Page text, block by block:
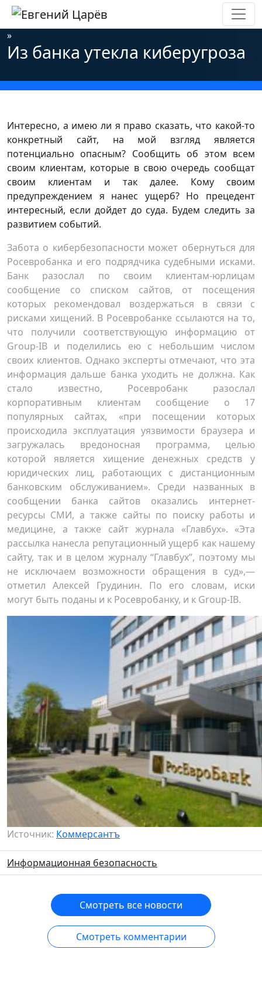
Главная»Новости»Информационная безопасность
»
Из банка утекла киберугроза
Интересно, а имею ли я право сказать, что какой-то
конкретный сайт, на мой взгляд является
потенциально опасным? Сообщить об этом всем
своим клиентам, которые в свою очередь сообщат
своим клиентам и так далее. Кому своим
предупреждением я нанес ущерб? Но прецедент
интересный, если дойдет до суда. Будем следить за
развитием событий.
Забота о кибербезопасности может обернуться для
Росевробанка и его подрядчика судебными исками.
Банк разослал по своим клиентам-юрлицам
сообщение со списком сайтов, от посещения
которых рекомендовал воздержаться в связи с
рисками хищений. В Росевробанке ссылаются на то,
что получили соответствующую информацию от
Group-IB и поделились ею с небольшим числом
своих клиентов. Однако эксперты отмечают, что эта
информация дальше банка уходить не должна. Как
стало известно, Росевробанк разослал
корпоративным клиентам сообщение о 17
популярных сайтах, «при посещении которых
происходила эксплуатация уязвимости браузера и
загружалась вредоносная программа, целью
которой является хищение денежных средств у
юридических лиц, работающих с дистанционным
банковским обслуживанием». Среди названных в
сообщении банка сайтов оказались интернет-
ресурсы СМИ, а также сайты по поиску работы и
медицине, а также сайт журнала «Главбух». «Эта
рассылка нанесла репутационный ущерб как нашему
сайту, так и в целом журналу “Главбух”, поэтому мы
не исключаем возможности обращения в суд»,—
отметил Алексей Грудинин. По его словам, иски
могут быть поданы и к Росевробанку, и к Group-IB.
Источник: Коммерсантъ
Информационная безопасность
Смотреть все новости
Смотреть комментарии